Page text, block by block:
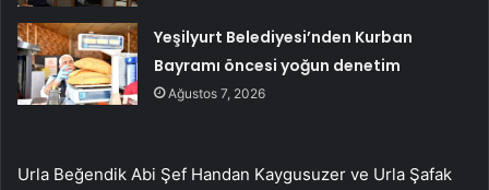
Yeşilyurt Belediyesi’nden Kurban
Bayramı öncesi yoğun denetim
Ağustos 7, 2026
Urla Beğendik Abi Şef Handan Kaygusuzer ve Urla Şafak